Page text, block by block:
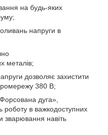
на будь-яких
напруги в
металів;
дозволяє захистити
380 В;
дуга»,
в важкодоступних
зварювання навіть